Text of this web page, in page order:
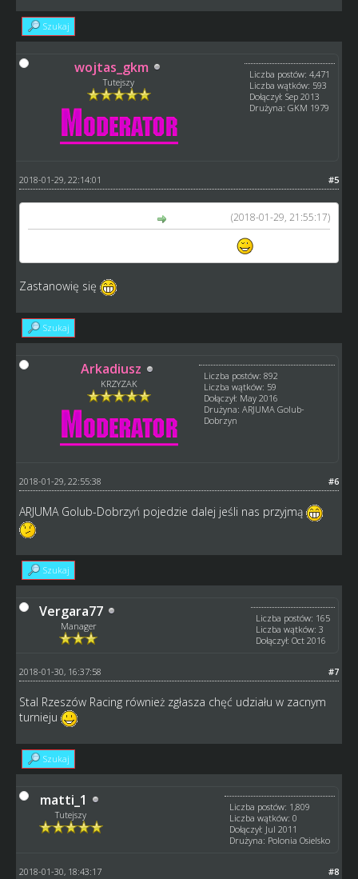
Szukaj
wojtas_gkm
Tutejszy
Liczba postów: 4,471
Liczba wątków: 593
Dołączył: Sep 2013
Drużyna: GKM 1979
#5
2018-01-29, 22:14:01
(2018-01-29, 21:55:17)
Zastanowię się
Szukaj
Arkadiusz
KRZYZAK
Liczba postów: 892
Liczba wątków: 59
Dołączył: May 2016
Drużyna: ARJUMA Golub-
Dobrzyn
#6
2018-01-29, 22:55:38
ARJUMA Golub-Dobrzyń pojedzie dalej jeśli nas przyjmą
Szukaj
Vergara77
Manager
Liczba postów: 165
Liczba wątków: 3
Dołączył: Oct 2016
#7
2018-01-30, 16:37:58
Stal Rzeszów Racing również zgłasza chęć udziału w zacnym
turnieju
Szukaj
matti_1
Tutejszy
Liczba postów: 1,809
Liczba wątków: 0
Dołączył: Jul 2011
Drużyna: Polonia Osielsko
#8
2018-01-30, 18:43:17